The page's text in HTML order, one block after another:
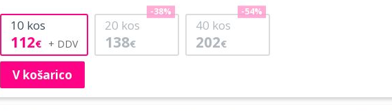
10 kos
112€
20 kos
138€
-38%
40 kos
202€
-54%
V košarico